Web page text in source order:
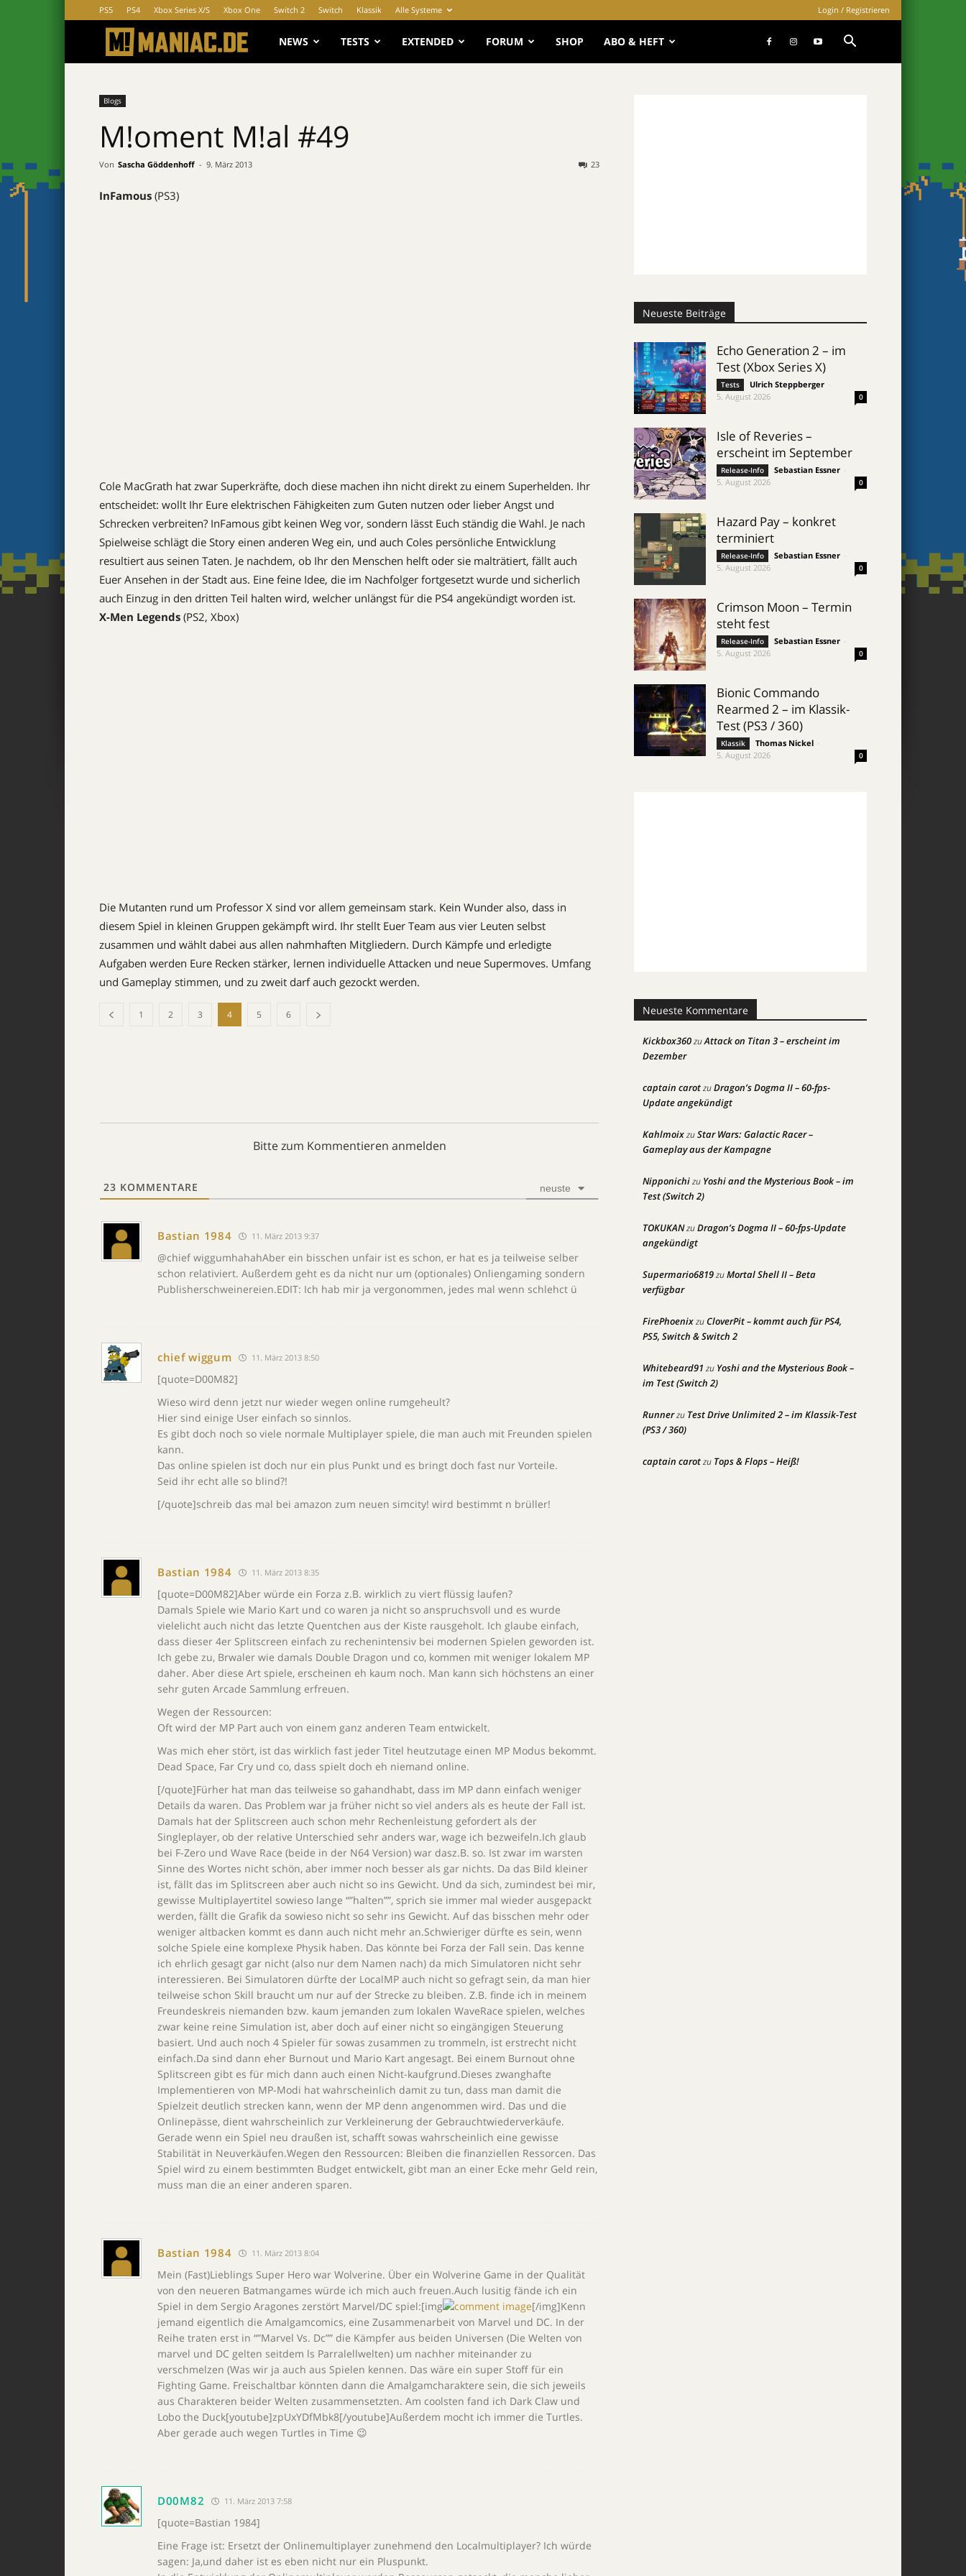
PS5 PS4 Xbox Series X/S Xbox One Switch 2 Switch Klassik Alle Systeme Login / Registrieren
MANIAC.de
NEWS TESTS EXTENDED FORUM SHOP ABO & HEFT
Blogs
M!oment M!al #49
Von Sascha Göddenhoff - 9. März 2013 23
InFamous (PS3)
Cole MacGrath hat zwar Superkräfte, doch diese machen ihn nicht direkt zu einem Superhelden. Ihr
entscheidet: wollt Ihr Eure elektrischen Fähigkeiten zum Guten nutzen oder lieber Angst und
Schrecken verbreiten? InFamous gibt keinen Weg vor, sondern lässt Euch ständig die Wahl. Je nach
Spielweise schlägt die Story einen anderen Weg ein, und auch Coles persönliche Entwicklung
resultiert aus seinen Taten. Je nachdem, ob Ihr den Menschen helft oder sie malträtiert, fällt auch
Euer Ansehen in der Stadt aus. Eine feine Idee, die im Nachfolger fortgesetzt wurde und sicherlich
auch Einzug in den dritten Teil halten wird, welcher unlängst für die PS4 angekündigt worden ist.
X-Men Legends (PS2, Xbox)
Die Mutanten rund um Professor X sind vor allem gemeinsam stark. Kein Wunder also, dass in
diesem Spiel in kleinen Gruppen gekämpft wird. Ihr stellt Euer Team aus vier Leuten selbst
zusammen und wählt dabei aus allen nahmhaften Mitgliedern. Durch Kämpfe und erledigte
Aufgaben werden Eure Recken stärker, lernen individuelle Attacken und neue Supermoves. Umfang
und Gameplay stimmen, und zu zweit darf auch gezockt werden.
1 2 3 4 5 6
Bitte zum Kommentieren anmelden
23 KOMMENTARE neuste
Bastian 1984 11. März 2013 9:37
@chief wiggumhahahAber ein bisschen unfair ist es schon, er hat es ja teilweise selber
schon relativiert. Außerdem geht es da nicht nur um (optionales) Onliengaming sondern
Publisherschweinereien.EDIT: Ich hab mir ja vergonommen, jedes mal wenn schlehct ü
chief wiggum 11. März 2013 8:50
[quote=D00M82]
Wieso wird denn jetzt nur wieder wegen online rumgeheult?
Hier sind einige User einfach so sinnlos.
Es gibt doch noch so viele normale Multiplayer spiele, die man auch mit Freunden spielen
kann.
Das online spielen ist doch nur ein plus Punkt und es bringt doch fast nur Vorteile.
Seid ihr echt alle so blind?!
[/quote]schreib das mal bei amazon zum neuen simcity! wird bestimmt n brüller!
Bastian 1984 11. März 2013 8:35
[quote=D00M82]Aber würde ein Forza z.B. wirklich zu viert flüssig laufen?
Damals Spiele wie Mario Kart und co waren ja nicht so anspruchsvoll und es wurde
vielelicht auch nicht das letzte Quentchen aus der Kiste rausgeholt. Ich glaube einfach,
dass dieser 4er Splitscreen einfach zu rechenintensiv bei modernen Spielen geworden ist.
Ich gebe zu, Brwaler wie damals Double Dragon und co, kommen mit weniger lokalem MP
daher. Aber diese Art spiele, erscheinen eh kaum noch. Man kann sich höchstens an einer
sehr guten Arcade Sammlung erfreuen.
Wegen der Ressourcen:
Oft wird der MP Part auch von einem ganz anderen Team entwickelt.
Was mich eher stört, ist das wirklich fast jeder Titel heutzutage einen MP Modus bekommt.
Dead Space, Far Cry und co, dass spielt doch eh niemand online.
[/quote]Fürher hat man das teilweise so gahandhabt, dass im MP dann einfach weniger
Details da waren. Das Problem war ja früher nicht so viel anders als es heute der Fall ist.
Damals hat der Splitscreen auch schon mehr Rechenleistung gefordert als der
Singleplayer, ob der relative Unterschied sehr anders war, wage ich bezweifeln.Ich glaub
bei F-Zero und Wave Race (beide in der N64 Version) war dasz.B. so. Ist zwar im warsten
Sinne des Wortes nicht schön, aber immer noch besser als gar nichts. Da das Bild kleiner
ist, fällt das im Splitscreen aber auch nicht so ins Gewicht. Und da sich, zumindest bei mir,
gewisse Multiplayertitel sowieso lange “”halten””, sprich sie immer mal wieder ausgepackt
werden, fällt die Grafik da sowieso nicht so sehr ins Gewicht. Auf das bisschen mehr oder
weniger altbacken kommt es dann auch nicht mehr an.Schwieriger dürfte es sein, wenn
solche Spiele eine komplexe Physik haben. Das könnte bei Forza der Fall sein. Das kenne
ich ehrlich gesagt gar nicht (also nur dem Namen nach) da mich Simulatoren nicht sehr
interessieren. Bei Simulatoren dürfte der LocalMP auch nicht so gefragt sein, da man hier
teilweise schon Skill braucht um nur auf der Strecke zu bleiben. Z.B. finde ich in meinem
Freundeskreis niemanden bzw. kaum jemanden zum lokalen WaveRace spielen, welches
zwar keine reine Simulation ist, aber doch auf einer nicht so eingängigen Steuerung
basiert. Und auch noch 4 Spieler für sowas zusammen zu trommeln, ist erstrecht nicht
einfach.Da sind dann eher Burnout und Mario Kart angesagt. Bei einem Burnout ohne
Splitscreen gibt es für mich dann auch einen Nicht-kaufgrund.Dieses zwanghafte
Implementieren von MP-Modi hat wahrscheinlich damit zu tun, dass man damit die
Spielzeit deutlich strecken kann, wenn der MP denn angenommen wird. Das und die
Onlinepässe, dient wahrscheinlich zur Verkleinerung der Gebrauchtwiederverkäufe.
Gerade wenn ein Spiel neu draußen ist, schafft sowas wahrscheinlich eine gewisse
Stabilität in Neuverkäufen.Wegen den Ressourcen: Bleiben die finanziellen Ressorcen. Das
Spiel wird zu einem bestimmten Budget entwickelt, gibt man an einer Ecke mehr Geld rein,
muss man die an einer anderen sparen.
Bastian 1984 11. März 2013 8:04
Mein (Fast)Lieblings Super Hero war Wolverine. Über ein Wolverine Game in der Qualität
von den neueren Batmangames würde ich mich auch freuen.Auch lusitig fände ich ein
Spiel in dem Sergio Aragones zerstört Marvel/DC spiel:[img
[/img]Kenn
jemand eigentlich die Amalgamcomics, eine Zusammenarbeit von Marvel und DC. In der
Reihe traten erst in “”Marvel Vs. Dc”” die Kämpfer aus beiden Universen (Die Welten von
marvel und DC gelten seitdem ls Parralellwelten) um nachher miteinander zu
verschmelzen (Was wir ja auch aus Spielen kennen. Das wäre ein super Stoff für ein
Fighting Game. Freischaltbar könnten dann die Amalgamcharaktere sein, die sich jeweils
aus Charakteren beider Welten zusammensetzten. Am coolsten fand ich Dark Claw und
Lobo the Duck[youtube]zpUxYDfMbk8[/youtube]Außerdem mocht ich immer die Turtles.
Aber gerade auch wegen Turtles in Time 😉
D00M82 11. März 2013 7:58
[quote=Bastian 1984]
Eine Frage ist: Ersetzt der Onlinemultiplayer zunehmend den Localmultiplayer? Ich würde
sagen: Ja,und daher ist es eben nicht nur ein Pluspunkt.
Neueste Beiträge
Echo Generation 2 – im
Test (Xbox Series X)
Tests Ulrich Steppberger
5. August 2026
0
Isle of Reveries –
erscheint im September
Release-Info Sebastian Essner
5. August 2026
0
Hazard Pay – konkret
terminiert
Release-Info Sebastian Essner
5. August 2026
0
Crimson Moon – Termin
steht fest
Release-Info Sebastian Essner
5. August 2026
0
Bionic Commando
Rearmed 2 – im Klassik-
Test (PS3 / 360)
Klassik Thomas Nickel
5. August 2026
0
Neueste Kommentare
Kickbox360zuAttack on Titan 3 – erscheint im
Dezember
captain carotzuDragon’s Dogma II – 60-fps-
Update angekündigt
KahlmoixzuStar Wars: Galactic Racer –
Gameplay aus der Kampagne
Nipponichizu Yoshi and the Mysterious Book – im
Test (Switch 2)
TOKUKANzuDragon’s Dogma II – 60-fps-Update
angekündigt
Supermario6819zuMortal Shell II – Beta
verfügbar
FirePhoenixzuCloverPit – kommt auch für PS4,
PS5, Switch & Switch 2
Whitebeard91 zu Yoshi and the Mysterious Book –
im Test (Switch 2)
Runnerzu Test Drive Unlimited 2 – im Klassik-Test
(PS3 / 360)
captain carotzu Tops & Flops – Heiß!